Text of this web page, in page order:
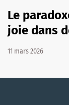
Le
joie dans
11 mars 2026